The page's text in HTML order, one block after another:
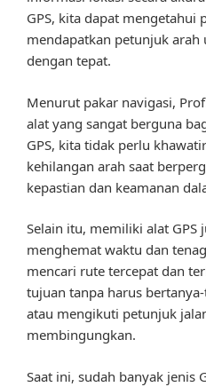
GPS, kita dapat mengetahui
mendapatkan petunjuk
dengan tepat.
Menurut pakar navigasi,
alat yang sangat berguna
GPS, kita tidak perlu
kehilangan arah saat
kepastian dan keamanan
Selain itu, memiliki alat
menghemat waktu dan
mencari rute tercepat dan
tujuan tanpa harus
atau mengikuti petunjuk
membingungkan.
Saat ini, sudah banyak jenis